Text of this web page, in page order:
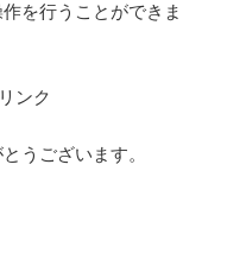
を行うことができま
ンク
うございます。